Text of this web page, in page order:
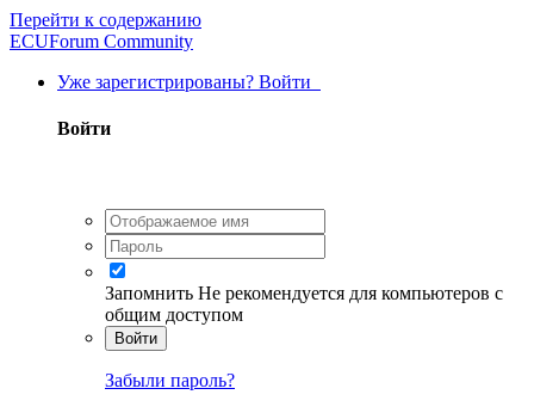
Перейти к содержанию
ECUForum Community
Уже зарегистрированы? Войти
Войти
Запомнить Не рекомендуется для компьютеров с
общим доступом
Войти
Забыли пароль?